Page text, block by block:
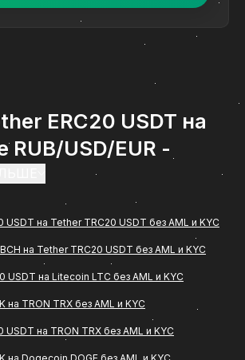
ERC20 USDT на
RUB/USD/EUR -
по обмену на
востребованное направление
которым важно быстро и
цифровые активы в рубли с
банковскую карту. Если вам
инструкция, как проходит обмен
на Tether TRC20 USDT без AML и KYC
на Tether TRC20 USDT без AML и KYC
на Litecoin LTC без AML и KYC
на TRON TRX без AML и KYC
на TRON TRX без AML и KYC